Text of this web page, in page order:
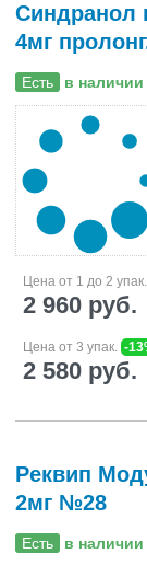
Синдранол
4мг
Есть в наличии
Цена от 1 до 2 упак.
2 960 руб.
Цена от 3 упак. -
2 580 руб.
Реквип
2мг №28
Есть в наличии